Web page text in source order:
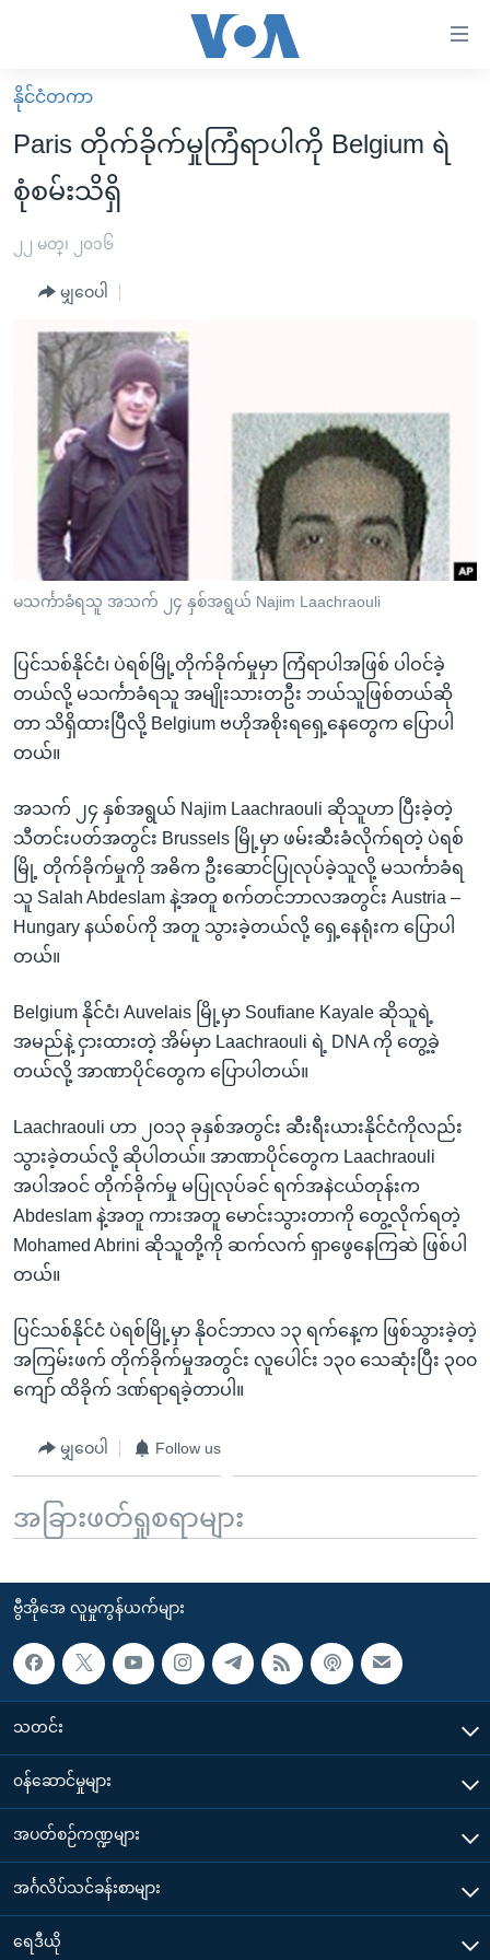
လွယ်ကူ
စေ
သည့်
Link
များ
ကြည့်
စာမျက်နှာ
ရန်
ရှာဖွေ
ရန်
နေရာ
ကျော်
ရန်
မူလစာမျက်နှာ
မြန်မာ
ကမ္ဘာ့သတင်းများ
နိုင်ငံတကာ
အစ္စရေး-ပါလက်စတိုင်း
ရပ်ဝန်းတခု လမ်းတခု အလွန်
အင်္ဂလိပ်စာလေ့လာမယ်
အမေရိကန်သုံးအီဒီယံ
မကြေးမုံရဲ့ အင်္ဂလိပ်စာ
ရုပ်ရှင်ထဲက အင်္ဂလိပ်စာ
သုတပဒေသာ အင်္ဂလိပ်စာ
အပတ်စဉ်ကဏ္ဍများ
ရေဒီယို
တီဗွီ
ရေဒီယိုနှင့်ရုပ်သံ အချက်အလက်များ
ရေဒီယို/တီဗွီအစီအစဉ်
Learning English
ဗွီအိုအေ လူမှုကွန်ယက်များ
ဘာသာစကားများ
နိုင်ငံတကာ
Paris တိုက်ခိုက်မှုကြံရာပါကို Belgium ရဲ
စုံစမ်းသိရှိ
၂၂ မတ္၊ ၂၀၁၆
မျှဝေပါ
မသင်္ကာခံရသူ အသက် ၂၄ နှစ်အရွယ် Najim Laachraouli
ပြင်သစ်နိုင်ငံ၊ ပဲရစ်မြို့တိုက်ခိုက်မှုမှာ ကြံရာပါအဖြစ် ပါဝင်ခဲ့
တယ်လို့ မသင်္ကာခံရသူ အမျိုးသားတဦး ဘယ်သူဖြစ်တယ်ဆို
တာ သိရှိထားပြီလို့ Belgium ဗဟိုအစိုးရရှေ့နေတွေက ပြောပါ
တယ်။
အသက် ၂၄ နှစ်အရွယ် Najim Laachraouli ဆိုသူဟာ ပြီးခဲ့တဲ့
သီတင်းပတ်အတွင်း Brussels မြို့မှာ ဖမ်းဆီးခံလိုက်ရတဲ့ ပဲရစ်
မြို့ တိုက်ခိုက်မှုကို အဓိက ဦးဆောင်ပြုလုပ်ခဲ့သူလို့ မသင်္ကာခံရ
သူ Salah Abdeslam နဲ့အတူ စက်တင်ဘာလအတွင်း Austria –
Hungary နယ်စပ်ကို အတူ သွားခဲ့တယ်လို့ ရှေ့နေရုံးက ပြောပါ
တယ်။
Belgium နိုင်ငံ၊ Auvelais မြို့မှာ Soufiane Kayale ဆိုသူရဲ့
အမည်နဲ့ ငှားထားတဲ့ အိမ်မှာ Laachraouli ရဲ့ DNA ကို တွေ့ခဲ့
တယ်လို့ အာဏာပိုင်တွေက ပြောပါတယ်။
Laachraouli ဟာ ၂၀၁၃ ခုနှစ်အတွင်း ဆီးရီးယားနိုင်ငံကိုလည်း
သွားခဲ့တယ်လို့ ဆိုပါတယ်။ အာဏာပိုင်တွေက Laachraouli
အပါအဝင် တိုက်ခိုက်မှု မပြုလုပ်ခင် ရက်အနဲငယ်တုန်းက
Abdeslam နဲ့အတူ ကားအတူ မောင်းသွားတာကို တွေ့လိုက်ရတဲ့
Mohamed Abrini ဆိုသူတို့ကို ဆက်လက် ရှာဖွေနေကြဆဲ ဖြစ်ပါ
တယ်။
ပြင်သစ်နိုင်ငံ ပဲရစ်မြို့မှာ နိုဝင်ဘာလ ၁၃ ရက်နေ့က ဖြစ်သွားခဲ့တဲ့
အကြမ်းဖက် တိုက်ခိုက်မှုအတွင်း လူပေါင်း ၁၃၀ သေဆုံးပြီး ၃၀၀
ကျော် ထိခိုက် ဒဏ်ရာရခဲ့တာပါ။
မျှဝေပါ Follow us
အခြားဖတ်ရှုစရာများ
ဗွီအိုအေ လူမှုကွန်ယက်များ
သတင်း
၀န်ဆောင်မှုများ
အပတ်စဉ်ကဏ္ဍများ
အင်္ဂလိပ်သင်ခန်းစာများ
ရေဒီယို